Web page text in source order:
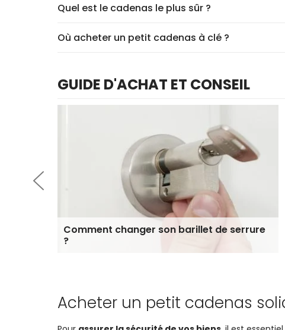
Quel est le cadenas le plus sûr ?
Où acheter un petit cadenas à clé ?
GUIDE D'ACHAT ET CONSEIL
Comment changer son barillet de serrure
?
Acheter un petit cadenas